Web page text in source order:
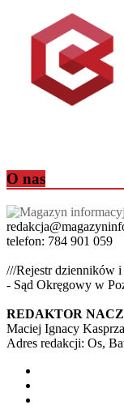
O nas
telefon: 784 901 059
///Rejestr dzienników i
- Sąd Okręgowy w
REDAKTOR
Maciej Ignacy
Adres redakcji: Os,